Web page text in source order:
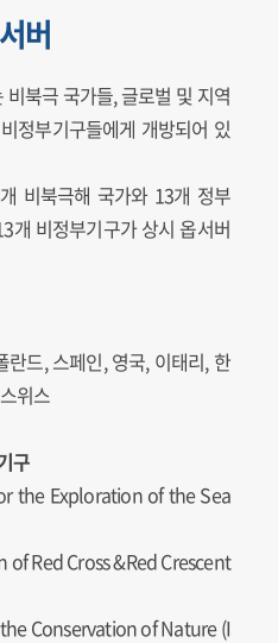
버
북극 국가들, 글로벌 및 지역
정부기구들에게 개방되어 있
비북극해 국가와 13개 정부
개 비정부기구가 상시 옵서버
드, 스페인, 영국, 이태리, 한
위스
구
the Exploration of the Sea
Red Cross &Red Crescent
Conservation of Nature (I